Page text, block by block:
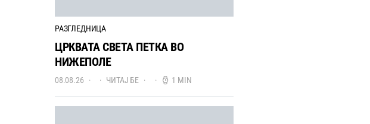
РАЗГЛЕДНИЦА
ЦРКВАТА СВЕТА ПЕТКА ВО
НИЖЕПОЛЕ
08.08.26 ЧИТАЈ БЕ 1 MIN